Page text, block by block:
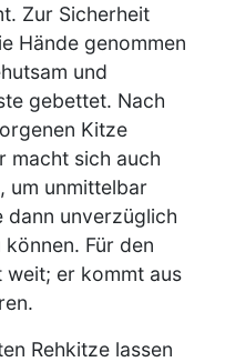
Zur Sicherheit
Hände genommen
und
gebettet. Nach
Kitze
macht sich auch
um unmittelbar
dann unverzüglich
Für den
er kommt aus
Rehkitze lassen